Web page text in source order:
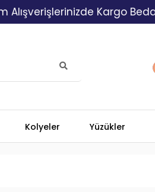
Kargo Bedava!
Kolyeler Yüzükler